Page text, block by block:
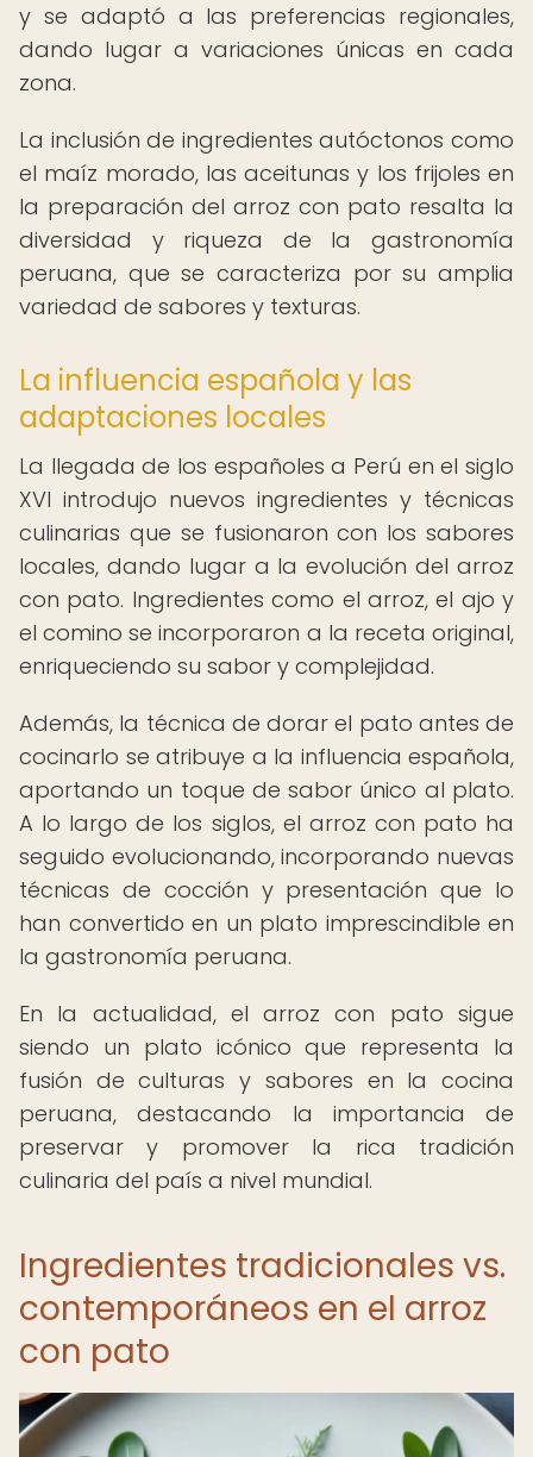
y se adaptó a las preferencias regionales,
dando lugar a variaciones únicas en cada
zona.
La inclusión de ingredientes autóctonos como
el maíz morado, las aceitunas y los frijoles en
la preparación del arroz con pato resalta la
diversidad y riqueza de la gastronomía
peruana, que se caracteriza por su amplia
variedad de sabores y texturas.
La influencia española y las
adaptaciones locales
La llegada de los españoles a Perú en el siglo
XVI introdujo nuevos ingredientes y técnicas
culinarias que se fusionaron con los sabores
locales, dando lugar a la evolución del arroz
con pato. Ingredientes como el arroz, el ajo y
el comino se incorporaron a la receta original,
enriqueciendo su sabor y complejidad.
Además, la técnica de dorar el pato antes de
cocinarlo se atribuye a la influencia española,
aportando un toque de sabor único al plato.
A lo largo de los siglos, el arroz con pato ha
seguido evolucionando, incorporando nuevas
técnicas de cocción y presentación que lo
han convertido en un plato imprescindible en
la gastronomía peruana.
En la actualidad, el arroz con pato sigue
siendo un plato icónico que representa la
fusión de culturas y sabores en la cocina
peruana, destacando la importancia de
preservar y promover la rica tradición
culinaria del país a nivel mundial.
Ingredientes tradicionales vs.
contemporáneos en el arroz
con pato